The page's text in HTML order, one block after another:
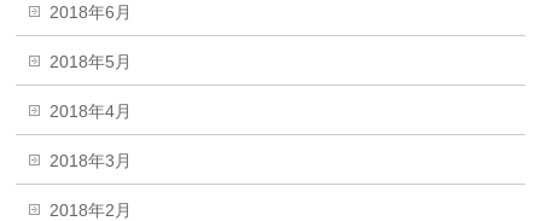
2018年6月
2018年5月
2018年4月
2018年3月
2018年2月